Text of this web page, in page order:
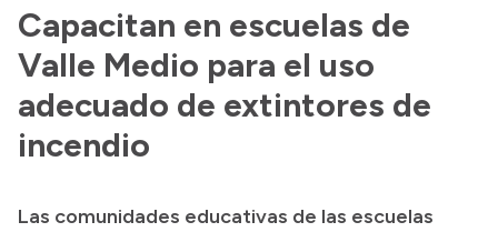
Delegaciones
Normativa
Transparencia
Capacitan en escuelas de
Valle Medio para el uso
adecuado de extintores de
incendio
Las comunidades educativas de las escuelas